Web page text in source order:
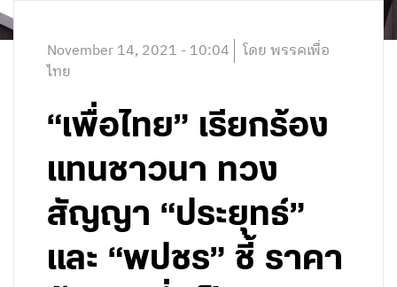
November 14, 2021 - 10:04 โดย พรรคเพื่อ
ไทย
“เพื่อไทย” เรียกร้อง
แทนชาวนา ทวง
สัญญา “ประยุทธ์”
และ “พปชร” ชี้ ราคา